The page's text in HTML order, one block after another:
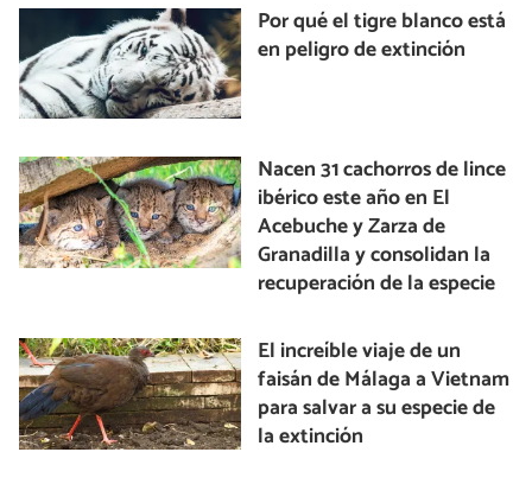
Por qué el tigre blanco está
en peligro de extinción
Nacen 31 cachorros de lince
ibérico este año en El
Acebuche y Zarza de
Granadilla y consolidan la
recuperación de la especie
El increíble viaje de un
faisán de Málaga a Vietnam
para salvar a su especie de
la extinción